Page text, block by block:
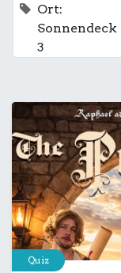
Ort:
Sonnendeck
3
Quiz